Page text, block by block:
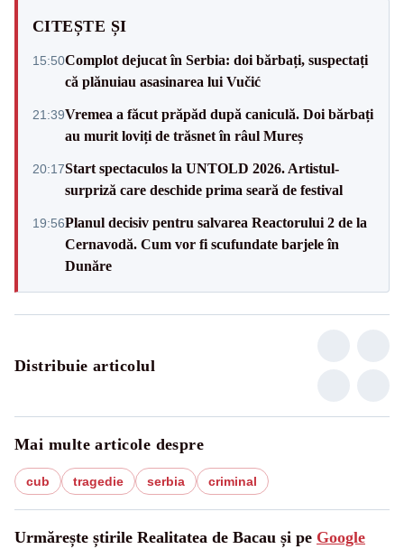
CITEȘTE ȘI
15:50Complot dejucat în Serbia: doi bărbați, suspectați
că plănuiau asasinarea lui Vučić
21:39Vremea a făcut prăpăd după caniculă. Doi bărbați
au murit loviți de trăsnet în râul Mureș
20:17Start spectaculos la UNTOLD 2026. Artistul-
surpriză care deschide prima seară de festival
19:56Planul decisiv pentru salvarea Reactorului 2 de la
Cernavodă. Cum vor fi scufundate barjele în
Dunăre
Distribuie articolul
Mai multe articole despre
cub tragedie serbia criminal
Urmărește știrile Realitatea de Bacau și pe Google